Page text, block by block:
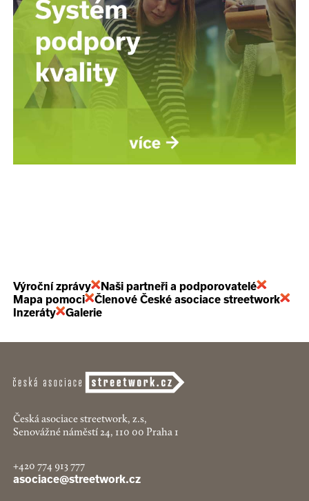
Výroční zprávy
Naši partneři a podporovatelé
Mapa pomoci
Členové České asociace streetwork
Inzeráty
Galerie
Česká asociace streetwork, z.s,
Senovážné náměstí 24, 110 00 Praha 1
+420 774 913 777
asociace@streetwork.cz